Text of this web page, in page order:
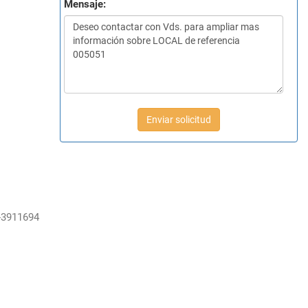
Mensaje:
Enviar solicitud